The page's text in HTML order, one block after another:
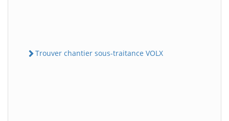
Trouver chantier sous-traitance VOLX